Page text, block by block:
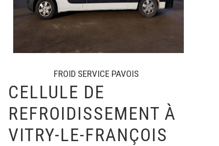
FROID SERVICE PAVOIS
CELLULE DE
REFROIDISSEMENT À
VITRY-LE-FRANÇOIS